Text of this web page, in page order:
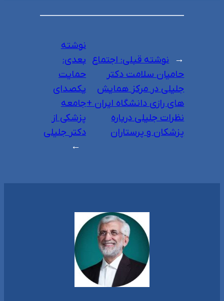
← نوشته قبلی:اجتماع
حامیان سلامت دکتر
جلیلی در مرکز همایش
های رازی دانشگاه ایران +
نظرات جلیلی درباره
پزشکان و پرستاران
نوشته
بعدی:
حمایت
یکصدای
جامعه
پزشکی از
دکتر جلیلی
→